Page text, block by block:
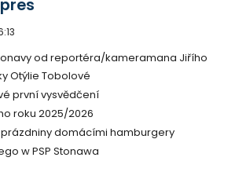
od reportéra/kameramana Jiřího
Otýlie Tobolové
první vysvědčení
roku 2025/2026
domácími hamburgery
w PSP Stonawa